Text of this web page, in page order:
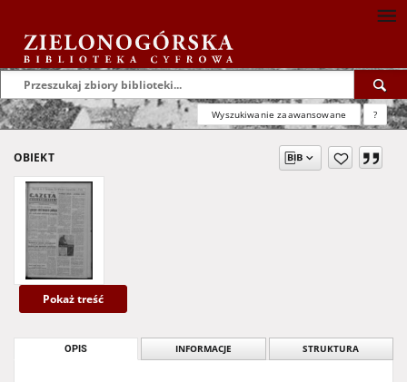
Wyszukiwanie zaawansowane ?
OBIEKT
Pokaż treść
OPIS INFORMACJE STRUKTURA